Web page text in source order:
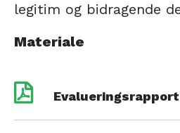
legitim og bidragende
Materiale
Evalueringsrapport